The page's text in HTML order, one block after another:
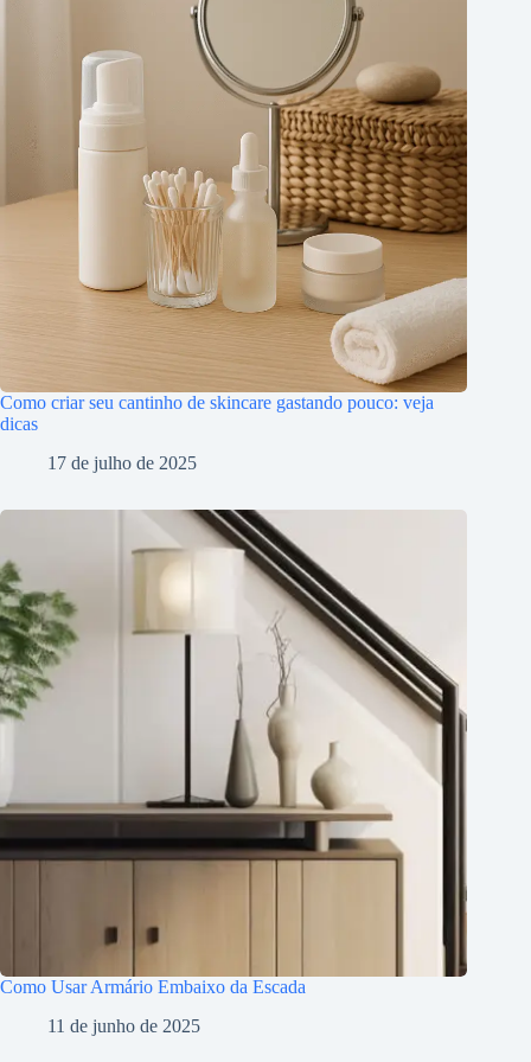
Como criar seu cantinho de skincare gastando pouco: veja
dicas
17 de julho de 2025
Como Usar Armário Embaixo da Escada
11 de junho de 2025